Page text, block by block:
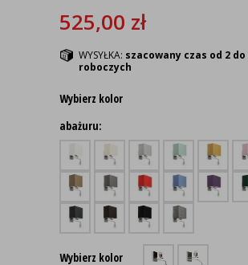
525,00 zł
WYSYŁKA: szacowany czas od 2 do
roboczych
Wybierz kolor
abażuru:
Wybierz kolor